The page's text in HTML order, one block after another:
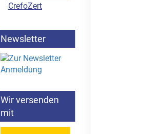
CrefoZert
Newsletter
Wir versenden
mit